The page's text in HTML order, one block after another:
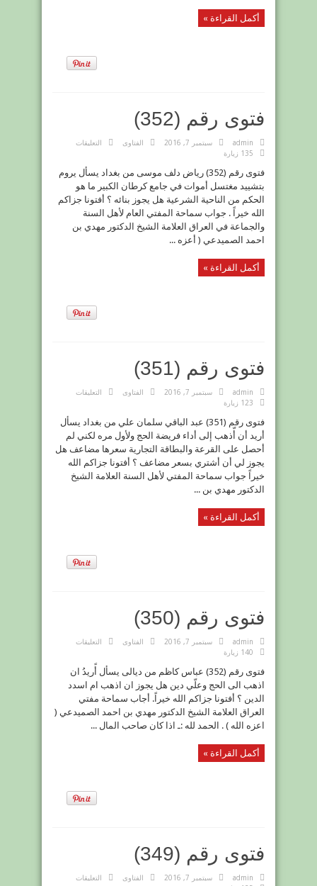
أكمل القراءة »
فتوى رقم (352)
admin سبتمبر 7, 2016 الفتاوى التعليقات
مغلقة
135 زيارة
فتوى رقم (352) رياض دلف موسى من بغداد يسأل يروم
بتشييد مغتسل أموات في جامع كرطان الكبير ما هو
الحكم من الناحية الشرعية هل يجوز بنائه ؟ أفتونا جزاكم
الله خيراً . جواب سماحة المفتي العام لأهل السنة
والجماعة في العراق العلامة الشيخ الدكتور مهدي بن
احمد الصميدعي ( أعزه ...
أكمل القراءة »
فتوى رقم (351)
admin سبتمبر 7, 2016 الفتاوى التعليقات
مغلقة
123 زيارة
فتوى رقم (351) عبد الباقي سلمان علي من بغداد يسأل
أريد أن أّذهب إلى أداء فريضة الحج ولأول مره لكني لم
أحصل على القرعة والبطاقة التجارية سعرها مضاعف هل
يجوز لي أن أشتري بسعر مضاعف ؟ أفتونا جزاكم الله
خيراً جواب سماحة المفتي لأهل السنة العلامة الشيخ
الدكتور مهدي بن ...
أكمل القراءة »
فتوى رقم (350)
admin سبتمبر 7, 2016 الفتاوى التعليقات
مغلقة
140 زيارة
فتوى رقم (352) عباس كاظم من ديالى يسأل أًريدُ ان
اذهب الى الحج وعلّي دين هل يجوز ان اذهب ام اسدد
الدين ؟ أفتونا جزاكم الله خيراً. أجاب سماحة مفتي
العراق العلامة الشيخ الدكتور مهدي بن احمد الصميدعي (
اعزه الله ) . الحمد لله :ـ اذا كان صاحب المال ...
أكمل القراءة »
فتوى رقم (349)
admin سبتمبر 7, 2016 الفتاوى التعليقات